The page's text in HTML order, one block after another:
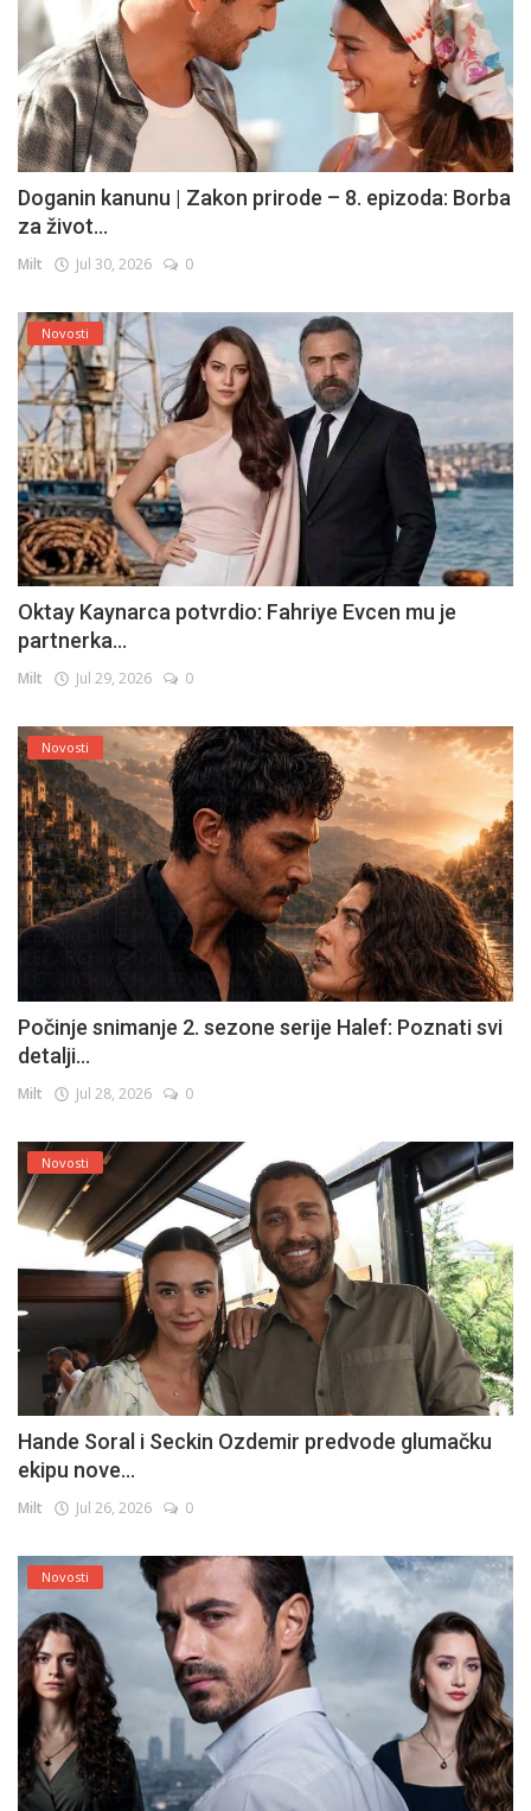
Doganin kanunu | Zakon prirode – 8. epizoda: Borba
za život...
Milt Jul 30, 2026 0
Novosti
Oktay Kaynarca potvrdio: Fahriye Evcen mu je
partnerka...
Milt Jul 29, 2026 0
Novosti
Počinje snimanje 2. sezone serije Halef: Poznati svi
detalji...
Milt Jul 28, 2026 0
Novosti
Hande Soral i Seckin Ozdemir predvode glumačku
ekipu nove...
Milt Jul 26, 2026 0
Novosti